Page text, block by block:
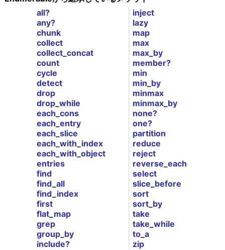
all?
any?
chunk
collect
collect_concat
count
cycle
detect
drop
drop_while
each_cons
each_entry
each_slice
each_with_index
each_with_object
entries
find
find_all
find_index
first
flat_map
grep
group_by
include?
inject
lazy
map
max
max_by
member?
min
min_by
minmax
minmax_by
none?
one?
partition
reduce
reject
reverse_each
select
slice_before
sort
sort_by
take
take_while
to_a
zip